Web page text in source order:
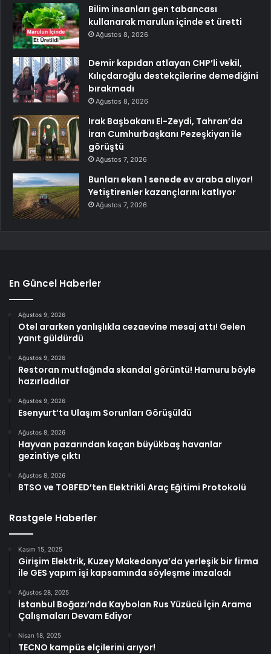
Bilim insanları gen tabancası
kullanarak marulun içinde et üretti
Ağustos 8, 2026
Demir kapıdan atlayan CHP’li vekil,
Kılıçdaroğlu destekçilerine demediğini
bırakmadı
Ağustos 8, 2026
Irak Başbakanı El-Zeydi, Tahran’da
İran Cumhurbaşkanı Pezeşkiyan ile
görüştü
Ağustos 7, 2026
Bunları eken 1 senede ev araba alıyor!
Yetiştirenler kazançlarını katlıyor
Ağustos 7, 2026
En Güncel Haberler
Ağustos 9, 2026
Otel ararken yanlışlıkla cezaevine mesaj attı! Gelen
yanıt güldürdü
Ağustos 9, 2026
Restoran mutfağında skandal görüntü! Hamuru böyle
hazırladılar
Ağustos 9, 2026
Esenyurt’ta Ulaşım Sorunları Görüşüldü
Ağustos 8, 2026
Hayvan pazarından kaçan büyükbaş havanlar
gezintiye çıktı
Ağustos 8, 2026
BTSO ve TOBFED’ten Elektrikli Araç Eğitimi Protokolü
Rastgele Haberler
Kasım 15, 2025
Girişim Elektrik, Kuzey Makedonya’da yerleşik bir firma
ile GES yapım işi kapsamında söyleşme imzaladı
Ağustos 28, 2025
İstanbul Boğazı’nda Kaybolan Rus Yüzücü İçin Arama
Çalışmaları Devam Ediyor
Nisan 18, 2025
TECNO kampüs elçilerini arıyor!